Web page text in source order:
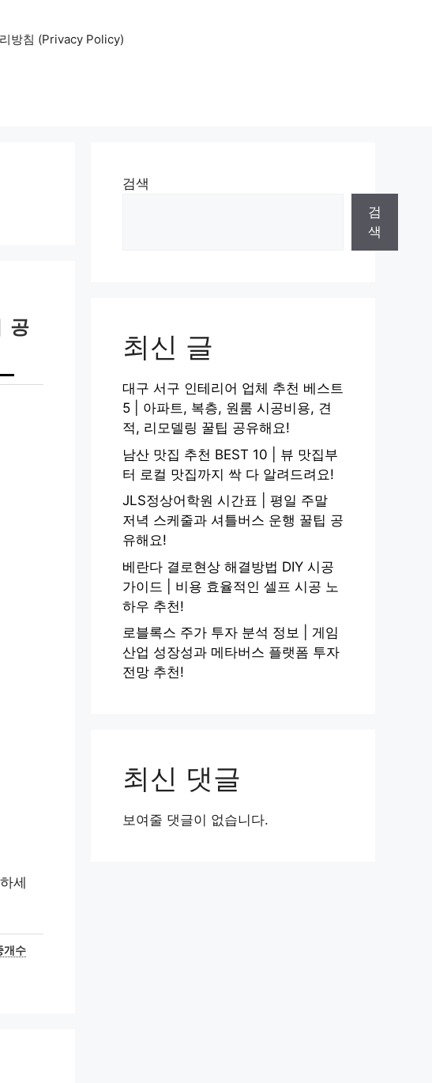
방침 (Privacy Policy)
공
세
개수
검색
검
색
최신 글
대구 서구 인테리어 업체 추천 베스트
5 | 아파트, 복층, 원룸 시공비용, 견
적, 리모델링 꿀팁 공유해요!
남산 맛집 추천 BEST 10 | 뷰 맛집부
터 로컬 맛집까지 싹 다 알려드려요!
JLS정상어학원 시간표 | 평일 주말
저녁 스케줄과 셔틀버스 운행 꿀팁 공
유해요!
베란다 결로현상 해결방법 DIY 시공
가이드 | 비용 효율적인 셀프 시공 노
하우 추천!
로블록스 주가 투자 분석 정보 | 게임
산업 성장성과 메타버스 플랫폼 투자
전망 추천!
최신 댓글
보여줄 댓글이 없습니다.